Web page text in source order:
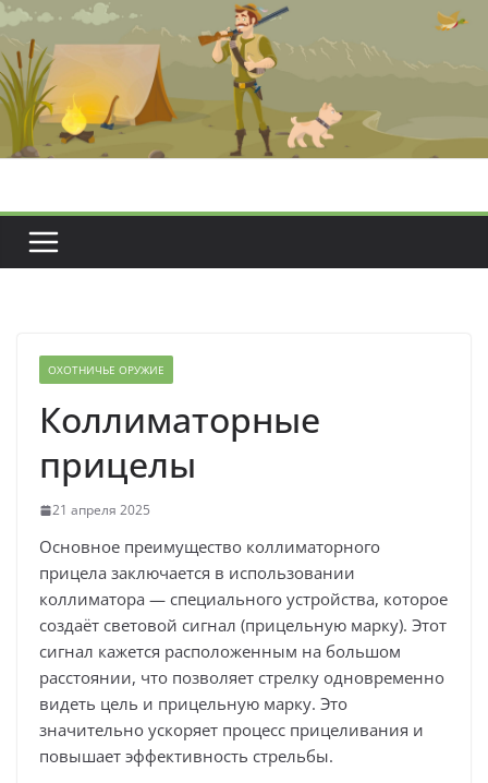
Перейти
содержимому
ОХОТНИЧЬЕ ОРУЖИЕ
Коллиматорные
прицелы
21 апреля 2025
Основное преимущество коллиматорного
прицела заключается в использовании
коллиматора — специального устройства, которое
создаёт световой сигнал (прицельную марку). Этот
сигнал кажется расположенным на большом
расстоянии, что позволяет стрелку одновременно
видеть цель и прицельную марку. Это
значительно ускоряет процесс прицеливания и
повышает эффективность стрельбы.